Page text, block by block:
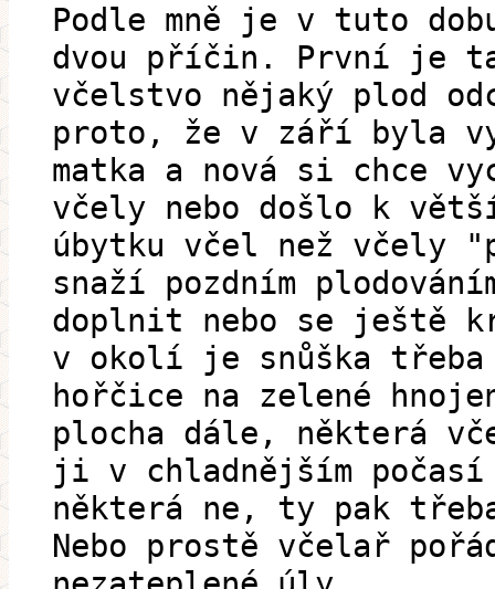
Podle mně je v tuto
dvou příčin. První je
včelstvo nějaký plod
proto, že v září byla
matka a nová si chce
včely nebo došlo k
úbytku včel než včely
snaží pozdním
doplnit nebo se ještě
v okolí je snůška třeba
hořčice na zelené
plocha dále, některá
ji v chladnějším počasí
některá ne, ty pak
Nebo prostě včelař